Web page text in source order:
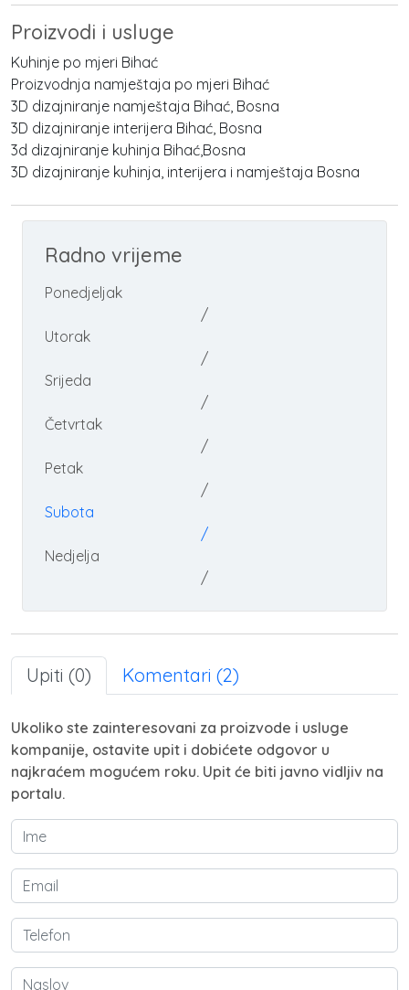
Proizvodi i usluge
Kuhinje po mjeri Bihać
Proizvodnja namještaja po mjeri Bihać
3D dizajniranje namještaja Bihać, Bosna
3D dizajniranje interijera Bihać, Bosna
3d dizajniranje kuhinja Bihać,Bosna
3D dizajniranje kuhinja, interijera i namještaja Bosna
Radno vrijeme
Ponedjeljak
/
Utorak
/
Srijeda
/
Četvrtak
/
Petak
/
Subota
/
Nedjelja
/
Upiti (0) Komentari (2)
Ukoliko ste zainteresovani za proizvode i usluge
kompanije, ostavite upit i dobićete odgovor u
najkraćem mogućem roku. Upit će biti javno vidljiv na
portalu.